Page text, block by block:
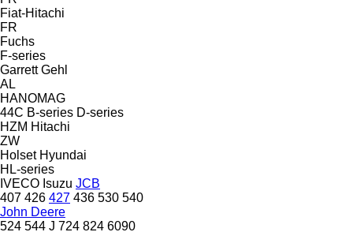
Fiat-Hitachi
FR
Fuchs
F-series
Garrett Gehl
AL
HANOMAG
44C B-series D-series
HZM Hitachi
ZW
Holset Hyundai
HL-series
IVECO Isuzu JCB
407 426 427 436 530 540
John Deere
524 544 J 724 824 6090